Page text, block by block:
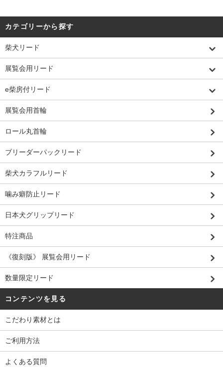
カテゴリーから探す
柴犬リード
展覧会用リード
e柴房付リード
展覧会用首輪
ロール丸首輪
ブリーダーパックリード
柴犬カラフルリード
噛み癖防止リード
日本犬グリップリード
特注商品
《復刻版》 展覧会用リード
数量限定リード
コンテンツを見る
こだわり素材とは
ご利用方法
よくある質問